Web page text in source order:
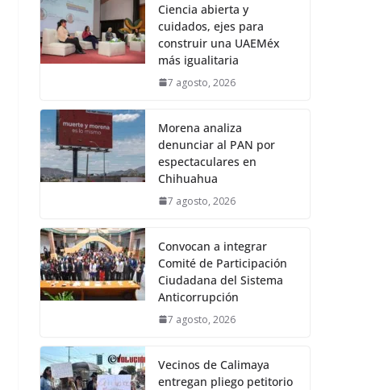
Ciencia abierta y
cuidados, ejes para
construir una UAEMéx
más igualitaria
7 agosto, 2026
Morena analiza
denunciar al PAN por
espectaculares en
Chihuahua
7 agosto, 2026
Convocan a integrar
Comité de Participación
Ciudadana del Sistema
Anticorrupción
7 agosto, 2026
Vecinos de Calimaya
entregan pliego petitorio